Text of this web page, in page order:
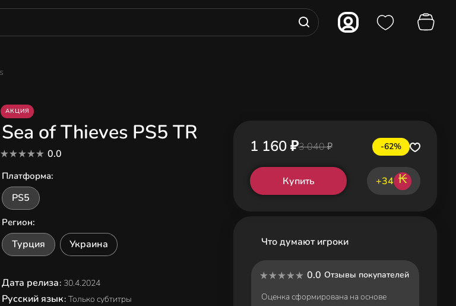
АКЦИЯ
Sea of Thieves PS5 TR
0.0
Платформа:
PS5
Регион:
Турция Украина
Дата релиза: 30.4.2024
Русский язык: Только субтитры
1 160 ₽3 040 ₽ -62%
Купить +34 ₭
Что думают игроки
0.0 Отзывы покупателей
Оценка сформирована на основе